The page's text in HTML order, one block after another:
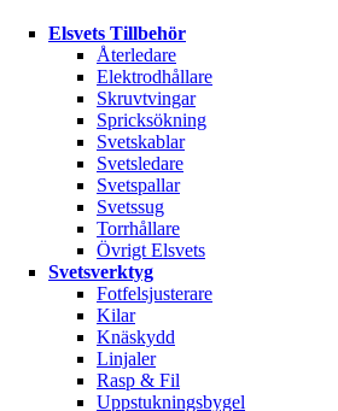
Elsvets Tillbehör
Återledare
Elektrodhållare
Skruvtvingar
Spricksökning
Svetskablar
Svetsledare
Svetspallar
Svetssug
Torrhållare
Övrigt Elsvets
Svetsverktyg
Fotfelsjusterare
Kilar
Knäskydd
Linjaler
Rasp & Fil
Uppstukningsbygel